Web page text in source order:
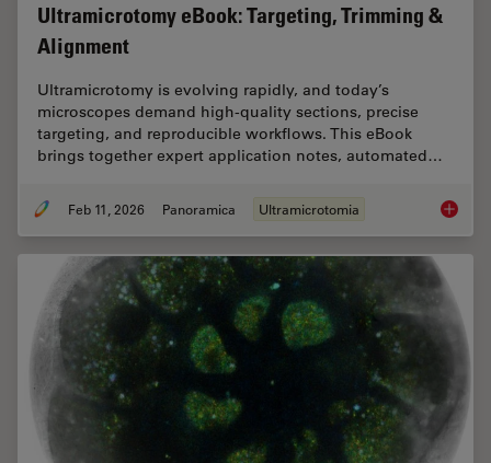
Ultramicrotomy eBook: Targeting, Trimming &
Alignment
Ultramicrotomy is evolving rapidly, and today’s
microscopes demand high‑quality sections, precise
targeting, and reproducible workflows. This eBook
brings together expert application notes, automated…
Feb 11, 2026 Panoramica Ultramicrotomia